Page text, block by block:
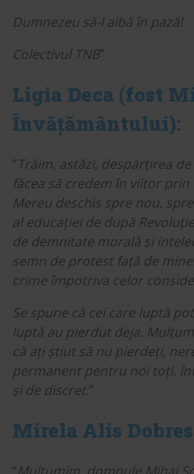
Dumnezeu să-l aibă în pază!
Colectivul TNB”
Ligia Deca (fost
Învățământului):
“Trăim, astăzi, despărțirea
făcea să credem în viitor
Mereu deschis spre nou,
al educației de după
de demnitate morală și
semn de protest față de
crime împotriva celor
Se spune că cei care luptă
luptă au pierdut deja.
că ați știut să nu pierdeți,
permanent pentru noi toți,
și de discret.”
Mirela Alis